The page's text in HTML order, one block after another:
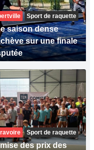
Sport de raquette
saison dense
sur une finale
ravoire Sport de raquette
des prix des